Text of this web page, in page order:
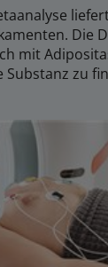
Die
mit
Substanz zu